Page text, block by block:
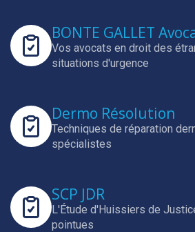
BONTE GALLET
Vos avocats en droit des
situations d'urgence
Dermo Résolution
Techniques de réparation
spécialistes
SCP JDR
L'Étude d'Huissiers de
pointues